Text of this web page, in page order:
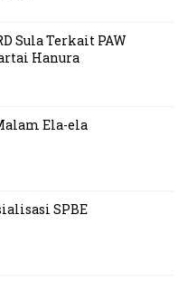
Sula Terkait PAW
Hanura
Ela-ela
SPBE